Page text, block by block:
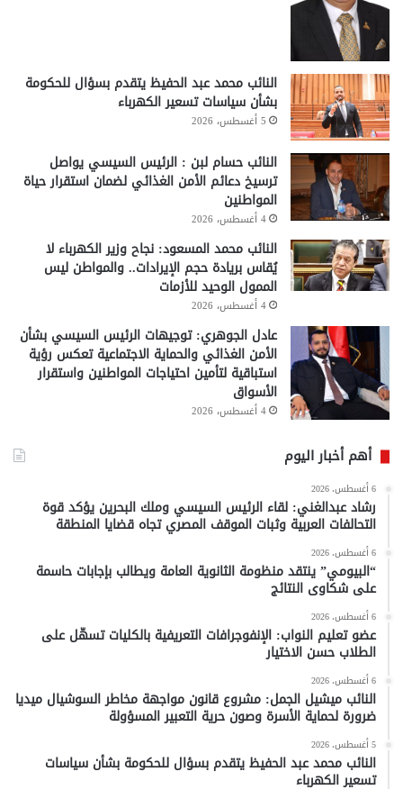
النائب محمد عبد الحفيظ يتقدم بسؤال للحكومة
بشأن سياسات تسعير الكهرباء
5 أغسطس، 2026
النائب حسام لبن : الرئيس السيسي يواصل
ترسيخ دعائم الأمن الغذائي لضمان استقرار حياة
المواطنين
4 أغسطس، 2026
النائب محمد المسعود: نجاح وزير الكهرباء لا
يُقاس بريادة حجم الإيرادات.. والمواطن ليس
الممول الوحيد للأزمات
4 أغسطس، 2026
عادل الجوهري: توجيهات الرئيس السيسي بشأن
الأمن الغذائي والحماية الاجتماعية تعكس رؤية
استباقية لتأمين احتياجات المواطنين واستقرار
الأسواق
4 أغسطس، 2026
أهم أخبار اليوم
6 أغسطس، 2026
رشاد عبدالغني: لقاء الرئيس السيسي وملك البحرين يؤكد قوة
التحالفات العربية وثبات الموقف المصري تجاه قضايا المنطقة
6 أغسطس، 2026
“البيومي” ينتقد منظومة الثانوية العامة ويطالب بإجابات حاسمة
على شكاوى النتائج
6 أغسطس، 2026
عضو تعليم النواب: الإنفوجرافات التعريفية بالكليات تسهّل على
الطلاب حسن الاختيار
6 أغسطس، 2026
النائب ميشيل الجمل: مشروع قانون مواجهة مخاطر السوشيال ميديا
ضرورة لحماية الأسرة وصون حرية التعبير المسؤولة
5 أغسطس، 2026
النائب محمد عبد الحفيظ يتقدم بسؤال للحكومة بشأن سياسات
تسعير الكهرباء